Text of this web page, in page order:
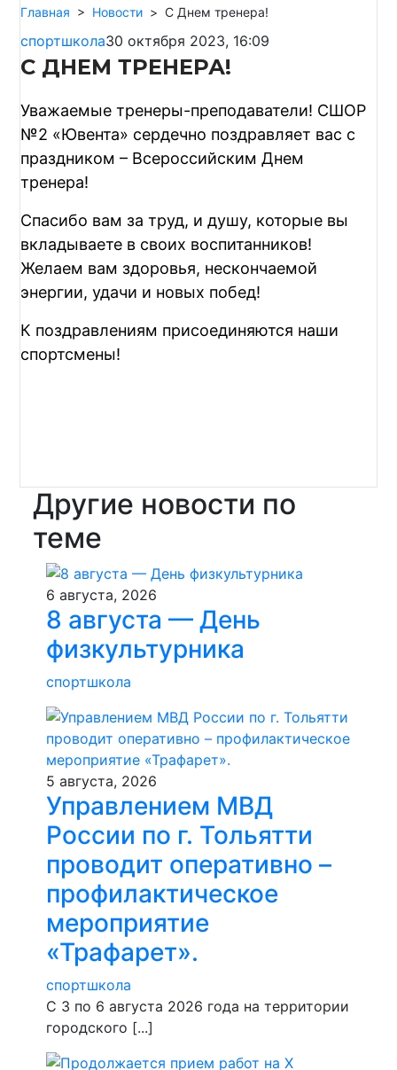
Главная > Новости >C Днем тренера!
спортшкола30 октября 2023, 16:09
C ДНЕМ ТРЕНЕРА!
Уважаемые тренеры-преподаватели! СШОР
№2 «Ювента» сердечно поздравляет вас с
праздником – Всероссийским Днем
тренера!
Спасибо вам за труд, и душу, которые вы
вкладываете в своих воспитанников!
Желаем вам здоровья, нескончаемой
энергии, удачи и новых побед!
К поздравлениям присоединяются наши
спортсмены!
Другие новости по
теме
6 августа, 2026
8 августа — День
физкультурника
спортшкола
5 августа, 2026
Управлением МВД
России по г. Тольятти
проводит оперативно –
профилактическое
мероприятие
«Трафарет».
спортшкола
С 3 по 6 августа 2026 года на территории
городского [...]